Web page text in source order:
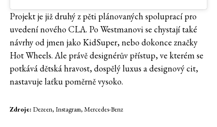
Projekt je již druhý z pěti plánovaných spoluprací pro
uvedení nového CLA. Po Westmanovi se chystají také
návrhy od jmen jako KidSuper, nebo dokonce značky
Hot Wheels. Ale právě designérův přístup, ve kterém se
potkává dětská hravost, dospělý luxus a designový cit,
nastavuje laťku poměrně vysoko.
Zdroje: Dezeen, Instagram, Mercedes-Benz